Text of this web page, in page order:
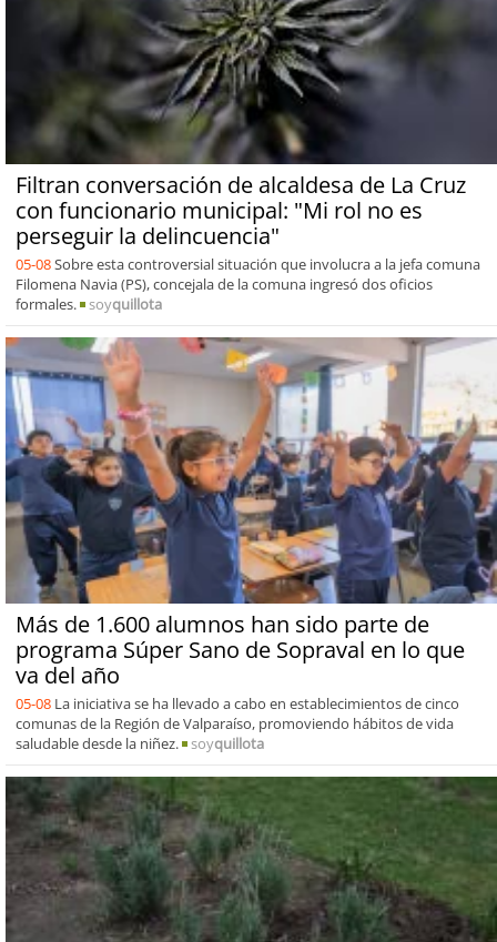
Filtran conversación de alcaldesa de La Cruz
con funcionario municipal: "Mi rol no es
perseguir la delincuencia"
05-08Sobre esta controversial situación que involucra a la jefa comuna
Filomena Navia (PS), concejala de la comuna ingresó dos oficios
formales.
soyquillota
Más de 1.600 alumnos han sido parte de
programa Súper Sano de Sopraval en lo que
va del año
05-08 La iniciativa se ha llevado a cabo en establecimientos de cinco
comunas de la Región de Valparaíso, promoviendo hábitos de vida
saludable desde la niñez.
soyquillota